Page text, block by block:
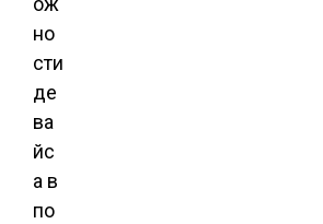
но
сти
де
ва
йс
а в
по